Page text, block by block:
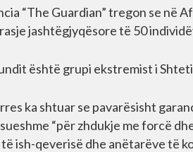
“The Guardian” tregon se në
jashtëgjyqësore të 50
është grupi ekstremist i
ka shtuar se pavarësisht
“për zhdukje me forcë
të ish-qeverisë dhe anëtarëve të